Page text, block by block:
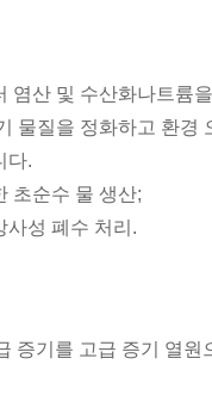
염산 및 수산화나트륨
물질을 정화하고 환경
다.
초순수 물 생산;
사성 폐수 처리.
증기를 고급 증기 열원